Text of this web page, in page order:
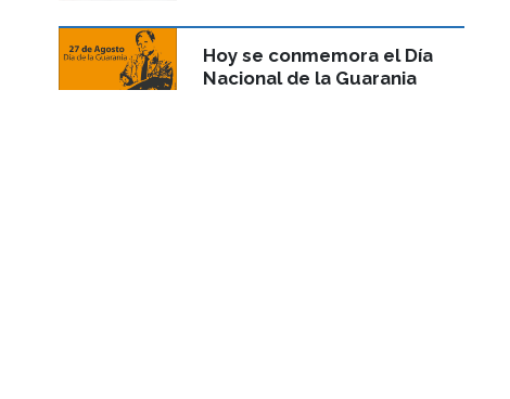
Hoy se conmemora el Día
Nacional de la Guarania